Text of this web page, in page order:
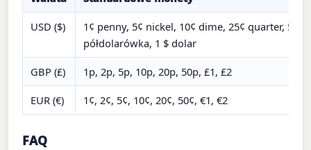
USD ($)
1¢ penny, 5¢ nickel, 10¢ dime, 25¢ quarter, 50¢
półdolarówka, 1 $ dolar
GBP (£) 1p, 2p, 5p, 10p, 20p, 50p, £1, £2
EUR (€) 1¢, 2¢, 5¢, 10¢, 20¢, 50¢, €1, €2
FAQ